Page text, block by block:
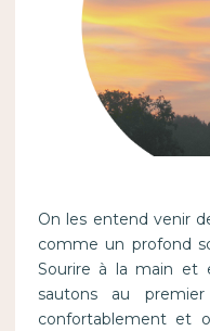
On les entend venir
comme un profond
Sourire à la main et
sautons au
confortablement et